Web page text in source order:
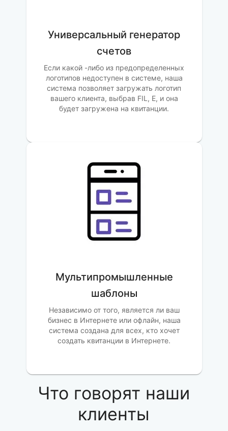
Универсальный генератор
счетов
Если какой -либо из предопределенных
логотипов недоступен в системе, наша
система позволяет загружать логотип
вашего клиента, выбрав FIL, E, и она
будет загружена на квитанции.
Мультипромышленные
шаблоны
Независимо от того, является ли ваш
бизнес в Интернете или офлайн, наша
система создана для всех, кто хочет
создать квитанции в Интернете.
Что говорят наши
клиенты